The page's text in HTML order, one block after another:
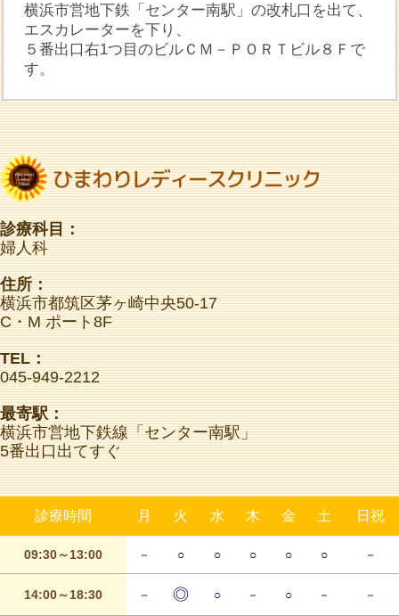
横浜市営地下鉄「センター南駅」の改札口を出て、
エスカレーターを下り、
５番出口右1つ目のビルＣＭ－ＰＯＲＴビル８Ｆで
す。
診療科目：
婦人科
住所：
横浜市都筑区茅ヶ崎中央50-17
C・M ポート8F
TEL：
045-949-2212
最寄駅：
横浜市営地下鉄線「センター南駅」
5番出口出てすぐ
診療時間 月 火 水 木 金 土 日祝
09:30～13:00 － ○ ○ ○ ○ ○ －
14:00～18:30 － ◎ ○ － ○ － －